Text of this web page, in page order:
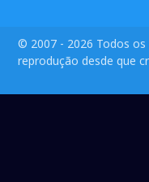
© 2007 - 2026 Todos
reprodução desde que